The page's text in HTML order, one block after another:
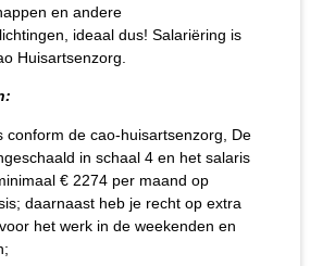
en andere
ideaal dus! Salariëring is
Huisartsenzorg.
conform de cao-huisartsenzorg, De
in schaal 4 en het salaris
€ 2274 per maand op
daarnaast heb je recht op extra
het werk in de weekenden en